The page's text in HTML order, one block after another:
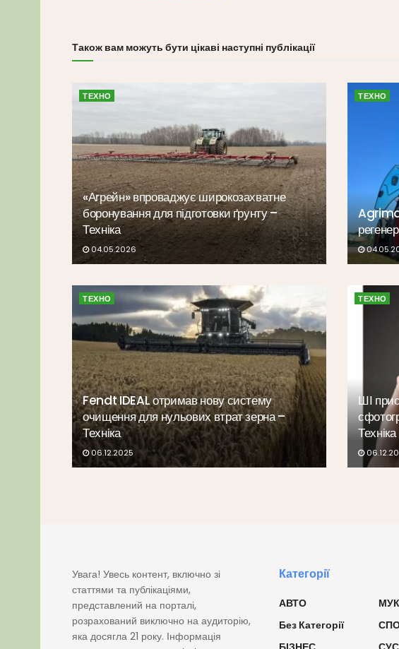
Також вам можуть бути цікаві наступні публікації
ТЕХНО
«Агрейн» впроваджує широкозахватне
боронування для підготовки ґрунту –
Техніка
04.05.2026
ТЕХНО
ТЕХНО
Fendt IDEAL отримав нову систему
очищення для нульових втрат зерна –
Техніка
06.12.2025
ТЕХНО
ШІ
Техніка
Увага! Увесь контент, включно зі
статтями та публікаціями,
представлений на порталі,
розрахований виключно на аудиторію,
яка досягла 21 року. Інформація
Категорії
АВТО
Без Категорії